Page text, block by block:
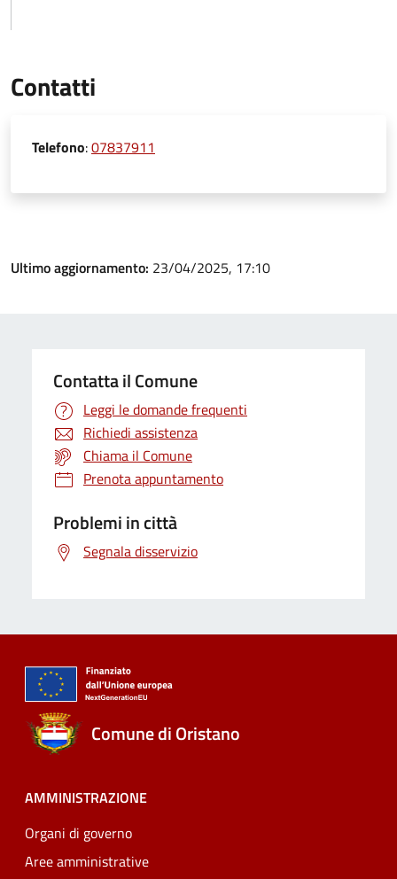
Contatti
Telefono:07837911
Ultimo aggiornamento: 23/04/2025, 17:10
Contatta il Comune
Leggi le domande frequenti
Richiedi assistenza
Chiama il Comune
Prenota appuntamento
Problemi in città
Segnala disservizio
Comune di Oristano
AMMINISTRAZIONE
Organi di governo
Aree amministrative